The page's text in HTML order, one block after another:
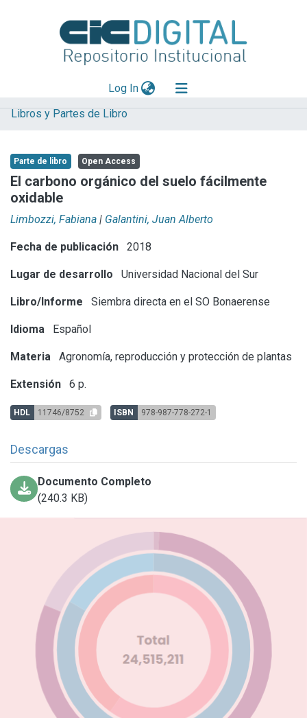
Log In(current)
Explorar
Aportar material
Statistics
Libros y Partes de Libro
Parte de libro Open Access
El carbono orgánico del suelo fácilmente
oxidable
Limbozzi, Fabiana | Galantini, Juan Alberto
Fecha de publicación 2018
Lugar de desarrollo Universidad Nacional del Sur
Libro/Informe Siembra directa en el SO Bonaerense
Idioma Español
Materia Agronomía, reproducción y protección de plantas
Extensión 6 p.
HDL 11746/8752 ISBN 978-987-778-272-1
Descargas
Documento Completo
(240.3 KB)